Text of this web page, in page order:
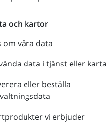
och kartor
om våra data
data i tjänst eller karta
eller beställa
vi erbjuder